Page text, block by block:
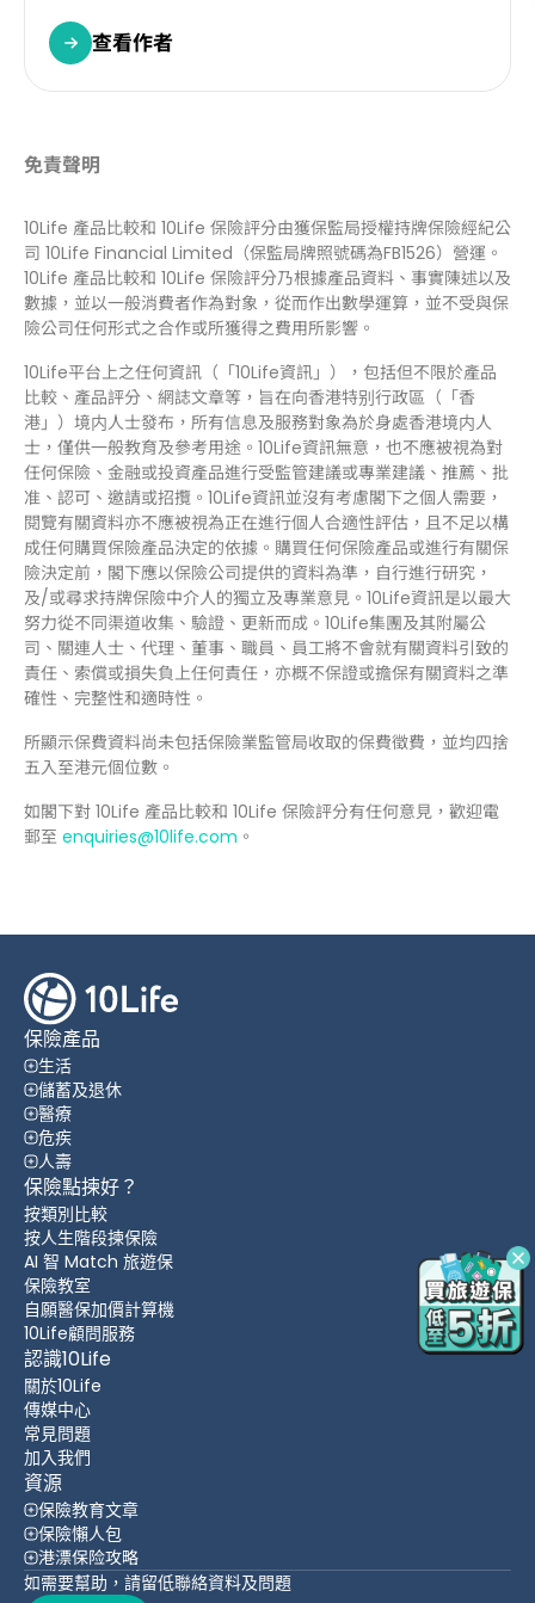
查看作者
免責聲明
10Life 產品比較和 10Life 保險評分由獲保監局授權持牌保險經紀公
司 10Life Financial Limited（保監局牌照號碼為FB1526）營運。
10Life 產品比較和 10Life 保險評分乃根據產品資料、事實陳述以及
數據，並以一般消費者作為對象，從而作出數學運算，並不受與保
險公司任何形式之合作或所獲得之費用所影響。
10Life平台上之任何資訊（「10Life資訊」），包括但不限於產品
比較、產品評分、網誌文章等，旨在向香港特别行政區（「香
港」）境内人士發布，所有信息及服務對象為於身處香港境内人
士，僅供一般教育及參考用途。10Life資訊無意，也不應被視為對
任何保險、金融或投資產品進行受監管建議或專業建議、推薦、批
准、認可、邀請或招攬。10Life資訊並沒有考慮閣下之個人需要，
閱覽有關資料亦不應被視為正在進行個人合適性評估，且不足以構
成任何購買保險產品決定的依據。購買任何保險產品或進行有關保
險決定前，閣下應以保險公司提供的資料為準，自行進行研究，
及/或尋求持牌保險中介人的獨立及專業意見。10Life資訊是以最大
努力從不同渠道收集、驗證、更新而成。10Life集團及其附屬公
司、關連人士、代理、董事、職員、員工將不會就有關資料引致的
責任、索償或損失負上任何責任，亦概不保證或擔保有關資料之準
確性、完整性和適時性。
所顯示保費資料尚未包括保險業監管局收取的保費徵費，並均四捨
五入至港元個位數。
如閣下對 10Life 產品比較和 10Life 保險評分有任何意見，歡迎電
郵至 enquiries@10life.com 。
保險產品
生活
儲蓄及退休
醫療
危疾
人壽
保險點揀好？
按類別比較
按人生階段揀保險
AI 智 Match 旅遊保
保險教室
自願醫保加價計算機
10Life顧問服務
認識10Life
關於10Life
傳媒中心
常見問題
加入我們
資源
保險教育文章
保險懶人包
港漂保险攻略
如需要幫助，請留低聯絡資料及問題